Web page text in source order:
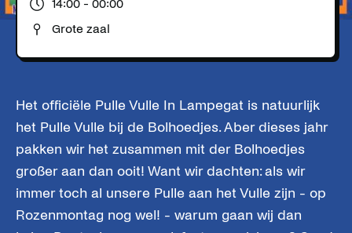
14:00 - 00:00
Grote zaal
Het officiële Pulle Vulle In Lampegat is natuurlijk
het Pulle Vulle bij de Bolhoedjes. Aber dieses jahr
pakken wir het zusammen mit der Bolhoedjes
großer aan dan ooit! Want wir dachten: als wir
immer toch al unsere Pulle aan het Vulle zijn - op
Rozenmontag nog wel! - warum gaan wij dan